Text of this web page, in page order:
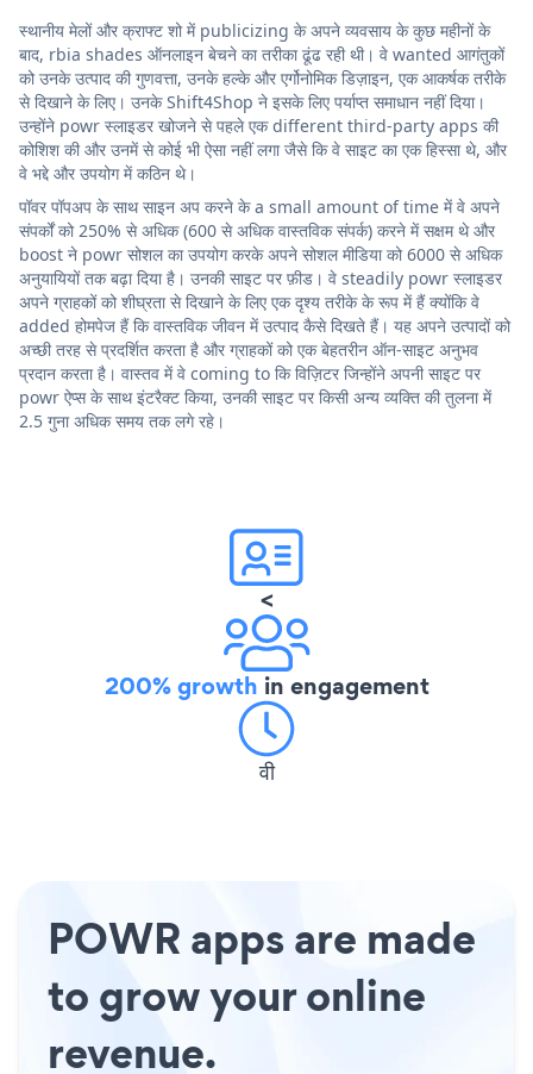
स्थानीय मेलों और क्राफ्ट शो में publicizing के अपने व्यवसाय के कुछ महीनों के
बाद, rbia shades ऑनलाइन बेचने का तरीका ढूंढ रही थी। वे wanted आगंतुकों
को उनके उत्पाद की गुणवत्ता, उनके हल्के और एर्गोनोमिक डिज़ाइन, एक आकर्षक तरीके
से दिखाने के लिए। उनके Shift4Shop ने इसके लिए पर्याप्त समाधान नहीं दिया।
उन्होंने powr स्लाइडर खोजने से पहले एक different third-party apps की
कोशिश की और उनमें से कोई भी ऐसा नहीं लगा जैसे कि वे साइट का एक हिस्सा थे, और
वे भद्दे और उपयोग में कठिन थे।
पॉवर पॉपअप के साथ साइन अप करने के a small amount of time में वे अपने
संपर्कों को 250% से अधिक (600 से अधिक वास्तविक संपर्क) करने में सक्षम थे और
boost ने powr सोशल का उपयोग करके अपने सोशल मीडिया को 6000 से अधिक
अनुयायियों तक बढ़ा दिया है। उनकी साइट पर फ़ीड। वे steadily powr स्लाइडर
अपने ग्राहकों को शीघ्रता से दिखाने के लिए एक दृश्य तरीके के रूप में हैं क्योंकि वे
added होमपेज हैं कि वास्तविक जीवन में उत्पाद कैसे दिखते हैं। यह अपने उत्पादों को
अच्छी तरह से प्रदर्शित करता है और ग्राहकों को एक बेहतरीन ऑन-साइट अनुभव
प्रदान करता है। वास्तव में वे coming to कि विज़िटर जिन्होंने अपनी साइट पर
powr ऐप्स के साथ इंटरैक्ट किया, उनकी साइट पर किसी अन्य व्यक्ति की तुलना में
2.5 गुना अधिक समय तक लगे रहे।
<
200% growth in engagement
वी
POWR apps are made
to grow your online
revenue.